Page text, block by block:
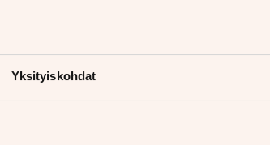
Yksityiskohdat